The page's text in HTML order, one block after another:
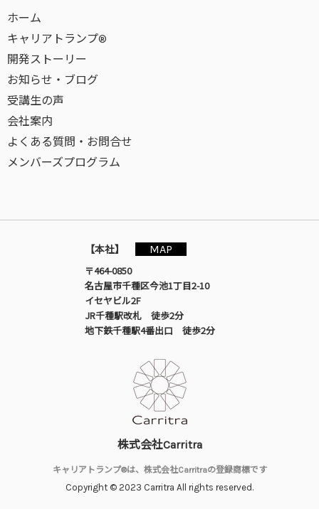
ホーム
キャリアトランプ®
開発ストーリー
お知らせ・ブログ
受講生の声
会社案内
よくある質問・お問合せ
メンバーズプログラム
【本社】
MAP
〒464-0850
名古屋市千種区今池1丁目2-10
イセヤビル2F
JR千種駅改札 徒歩2分
地下鉄千種駅4番出口 徒歩2分
株式会社Carritra
キャリアトランプ®は、株式会社Carritraの登録商標です
Copyright © 2023 Carritra All rights reserved.